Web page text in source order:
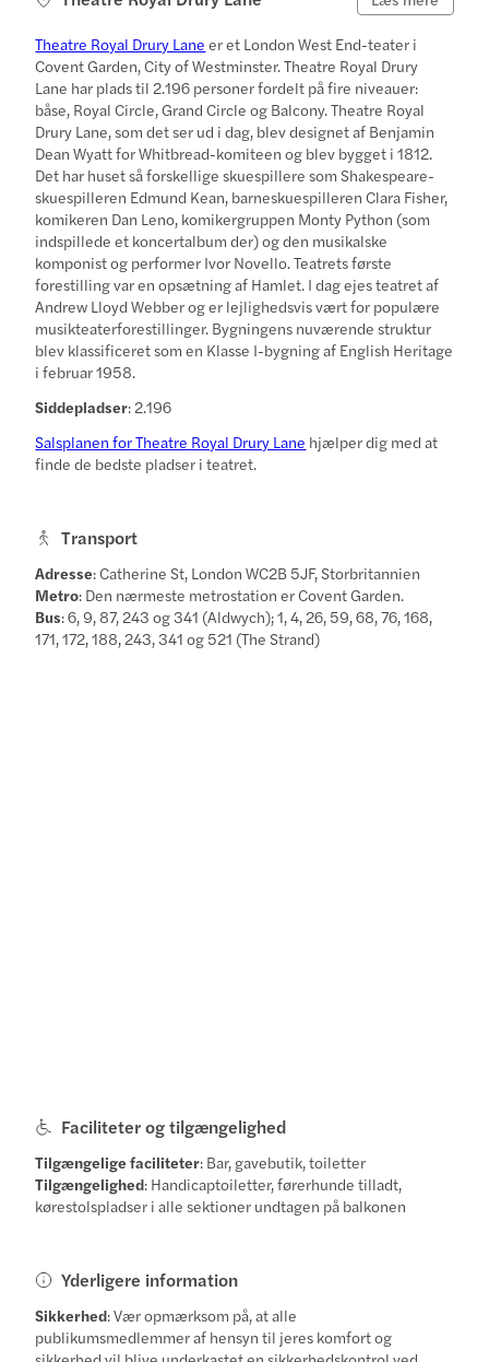
Theatre Royal Drury Lane er et London West End-teater i
Covent Garden, City of Westminster. Theatre Royal Drury
Lane har plads til 2.196 personer fordelt på fire niveauer:
båse, Royal Circle, Grand Circle og Balcony. Theatre Royal
Drury Lane, som det ser ud i dag, blev designet af Benjamin
Dean Wyatt for Whitbread-komiteen og blev bygget i 1812.
Det har huset så forskellige skuespillere som Shakespeare-
skuespilleren Edmund Kean, barneskuespilleren Clara Fisher,
komikeren Dan Leno, komikergruppen Monty Python (som
indspillede et koncertalbum der) og den musikalske
komponist og performer Ivor Novello. Teatrets første
forestilling var en opsætning af Hamlet. I dag ejes teatret af
Andrew Lloyd Webber og er lejlighedsvis vært for populære
musikteaterforestillinger. Bygningens nuværende struktur
blev klassificeret som en Klasse I-bygning af English Heritage
i februar 1958.
Siddepladser: 2.196
Salsplanen for Theatre Royal Drury Lane hjælper dig med at
finde de bedste pladser i teatret.
Transport
Adresse: Catherine St, London WC2B 5JF, Storbritannien
Metro: Den nærmeste metrostation er Covent Garden.
Bus: 6, 9, 87, 243 og 341 (Aldwych); 1, 4, 26, 59, 68, 76, 168,
171, 172, 188, 243, 341 og 521 (The Strand)
Faciliteter og tilgængelighed
Tilgængelige faciliteter: Bar, gavebutik, toiletter
Tilgængelighed: Handicaptoiletter, førerhunde tilladt,
kørestolspladser i alle sektioner undtagen på balkonen
Yderligere information
Sikkerhed: Vær opmærksom på, at alle
publikumsmedlemmer af hensyn til jeres komfort og